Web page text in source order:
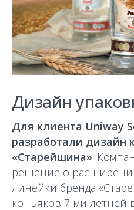
Дизайн
Для клиента Uniway
разработали дизайн
«Старейшина».
решение о
линейки бренда
коньяков 7-ми летней